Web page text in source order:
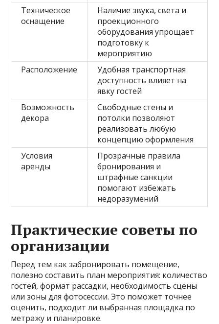
Техническое
оснащение
Наличие звука, света и
проекционного
оборудования упрощает
подготовку к
мероприятию
Расположение
Удобная транспортная
доступность влияет на
явку гостей
Возможность
декора
Свободные стены и
потолки позволяют
реализовать любую
концепцию оформления
Условия
аренды
Прозрачные правила
бронирования и
штрафные санкции
помогают избежать
недоразумений
Практические советы по
организации
Перед тем как забронировать помещение,
полезно составить план мероприятия: количество
гостей, формат рассадки, необходимость сцены
или зоны для фотосессии. Это поможет точнее
оценить, подходит ли выбранная площадка по
метражу и планировке.